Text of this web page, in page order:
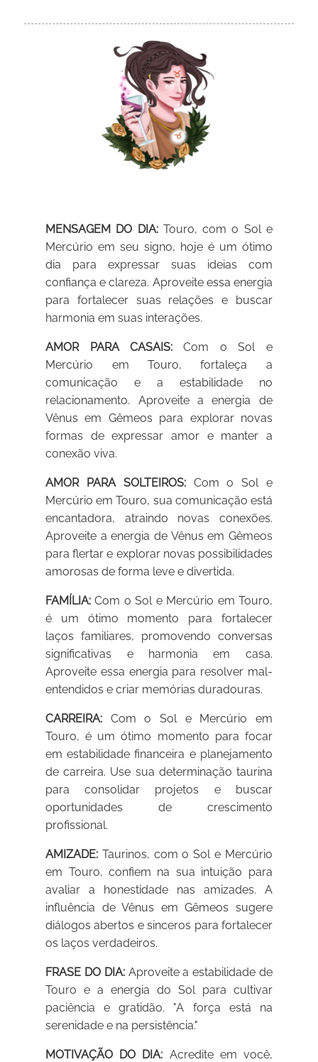
MENSAGEM DO DIA:Touro, com o Sol e
Mercúrio em seu signo, hoje é um ótimo
dia para expressar suas ideias com
confiança e clareza. Aproveite essa energia
para fortalecer suas relações e buscar
harmonia em suas interações.
AMOR PARA CASAIS: Com o Sol e
Mercúrio em Touro, fortaleça a
comunicação e a estabilidade no
relacionamento. Aproveite a energia de
Vênus em Gêmeos para explorar novas
formas de expressar amor e manter a
conexão viva.
AMOR PARA SOLTEIROS:Com o Sol e
Mercúrio em Touro, sua comunicação está
encantadora, atraindo novas conexões.
Aproveite a energia de Vênus em Gêmeos
para flertar e explorar novas possibilidades
amorosas de forma leve e divertida.
FAMÍLIA: Com o Sol e Mercúrio em Touro,
é um ótimo momento para fortalecer
laços familiares, promovendo conversas
significativas e harmonia em casa.
Aproveite essa energia para resolver mal-
entendidos e criar memórias duradouras.
CARREIRA: Com o Sol e Mercúrio em
Touro, é um ótimo momento para focar
em estabilidade financeira e planejamento
de carreira. Use sua determinação taurina
para consolidar projetos e buscar
oportunidades de crescimento
profissional.
AMIZADE: Taurinos, com o Sol e Mercúrio
em Touro, confiem na sua intuição para
avaliar a honestidade nas amizades. A
influência de Vênus em Gêmeos sugere
diálogos abertos e sinceros para fortalecer
os laços verdadeiros.
FRASE DO DIA:Aproveite a estabilidade de
Touro e a energia do Sol para cultivar
paciência e gratidão. "A força está na
serenidade e na persistência."
MOTIVAÇÃO DO DIA: Acredite em você,